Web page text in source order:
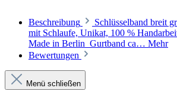
Beschreibung
Schlüsselband breit
mit Schlaufe, Unikat, 100 %
Made in Berlin Gurtband ca… Mehr
Bewertungen
Menü schließen